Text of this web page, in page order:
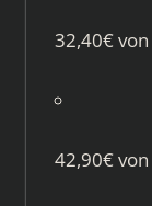
32,40€ von
42,90€ von